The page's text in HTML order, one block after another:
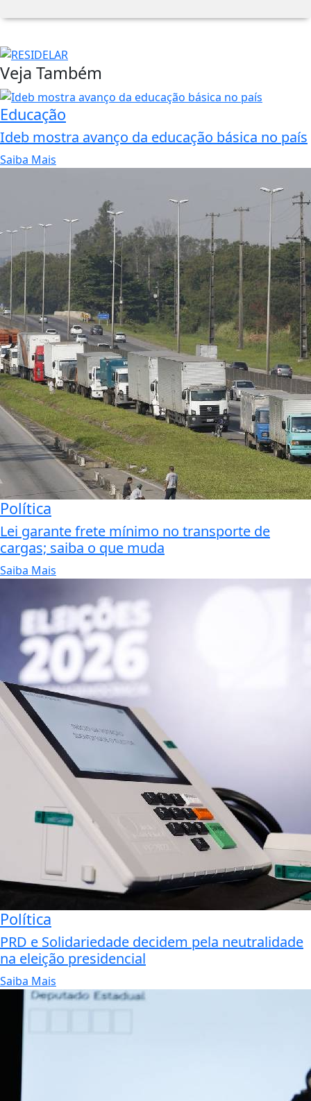
Veja Também
Educação
Ideb mostra avanço da educação básica no país
Saiba Mais
Política
Lei garante frete mínimo no transporte de
cargas; saiba o que muda
Saiba Mais
Política
PRD e Solidariedade decidem pela neutralidade
na eleição presidencial
Saiba Mais